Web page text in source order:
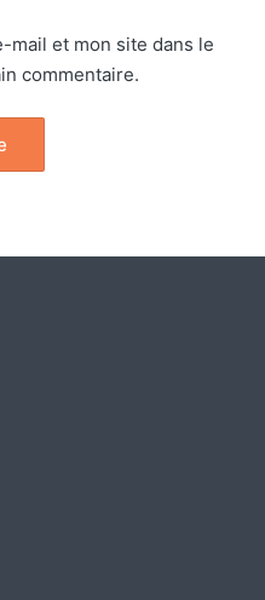
mail et mon site dans le
commentaire.